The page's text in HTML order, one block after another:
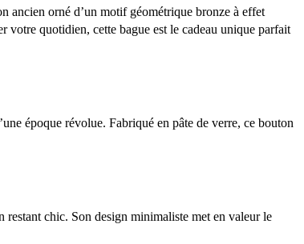
ancien orné d’un motif géométrique bronze à effet
quotidien, cette bague est le cadeau unique parfait
époque révolue. Fabriqué en pâte de verre, ce bouton
restant chic. Son design minimaliste met en valeur le